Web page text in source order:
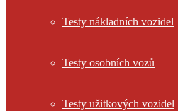
Testy nákladních vozidel
Testy osobních vozů
Testy užitkových vozidel